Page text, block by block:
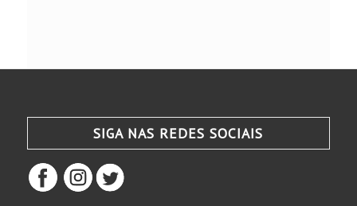
SIGA NAS REDES SOCIAIS